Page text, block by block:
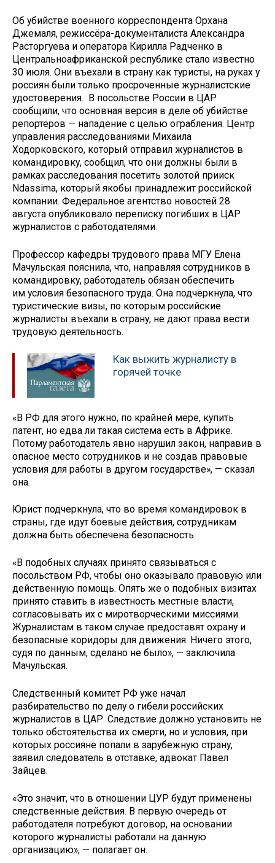
Об убийстве военного корреспондента Орхана
Джемаля, режиссёра-документалиста Александра
Расторгуева и оператора Кирилла Радченко в
Центральноафриканской республике стало известно
30 июля. Они въехали в страну как туристы, на руках у
россиян были только просроченные журналистские
удостоверения. В посольстве России в ЦАР
сообщили, что основная версия в деле об убийстве
репортеров — нападение с целью ограбления. Центр
управления расследованиями Михаила
Ходорковского, который отправил журналистов в
командировку, сообщил, что они должны были в
рамках расследования посетить золотой прииск
Ndassima, который якобы принадлежит российской
компании. Федеральное агентство новостей 28
августа опубликовало переписку погибших в ЦАР
журналистов с работодателями.
Профессор кафедры трудового права МГУ Елена
Мачульская пояснила, что, направляя сотрудников в
командировку, работодатель обязан обеспечить
им условия безопасного труда. Она подчеркнула, что
туристические визы, по которым российские
журналисты въехали в страну, не дают права вести
трудовую деятельность.
Как выжить журналисту в
горячей точке
«В РФ для этого нужно, по крайней мере, купить
патент, но едва ли такая система есть в Африке.
Потому работодатель явно нарушил закон, направив в
опасное место сотрудников и не создав правовые
условия для работы в другом государстве», — сказал
она.
Юрист подчеркнула, что во время командировок в
страны, где идут боевые действия, сотрудникам
должна быть обеспечена безопасность.
«В подобных случаях принято связываться с
посольством РФ, чтобы оно оказывало правовую или
действенную помощь. Опять же о подобных визитах
принято ставить в известность местные власти,
согласовывать их с миротворческими миссиями.
Журналистам в таком случае предоставят охрану и
безопасные коридоры для движения. Ничего этого,
судя по данным, сделано не было», — заключила
Мачульская.
Следственный комитет РФ уже начал
разбирательство по делу о гибели российских
журналистов в ЦАР. Следствие должно установить не
только обстоятельства их смерти, но и условия, при
которых россияне попали в зарубежную страну,
заявил следователь в отставке, адвокат Павел
Зайцев.
«Это значит, что в отношении ЦУР будут применены
следственные действия. В первую очередь от
работодателя потребуют договор, на основании
которого журналисты работали на данную
организацию», — полагает он.